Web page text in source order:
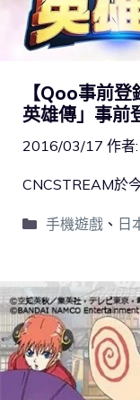
【Qoo事前
英雄傳」事前
2016/03/17 作者:
CNCSTREAM於
手機遊戲、 日